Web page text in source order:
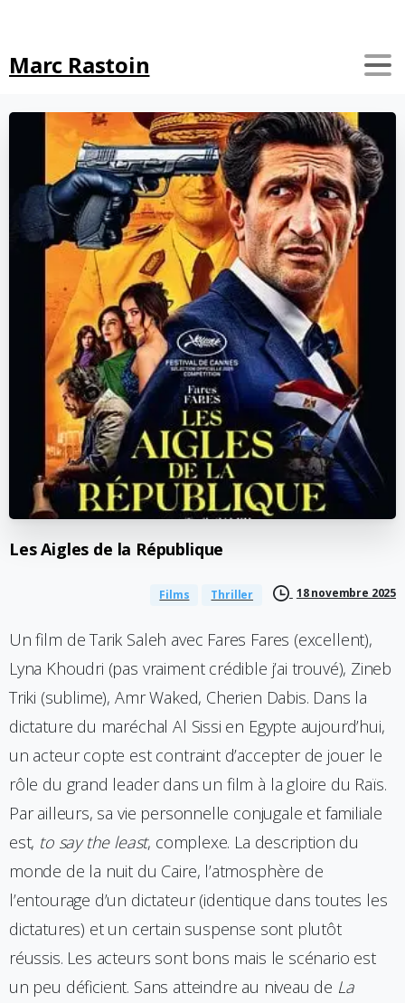
Marc Rastoin
Les Aigles de la République
Films Thriller 18 novembre 2025
Un film de Tarik Saleh avec Fares Fares (excellent),
Lyna Khoudri (pas vraiment crédible j’ai trouvé), Zineb
Triki (sublime), Amr Waked, Cherien Dabis. Dans la
dictature du maréchal Al Sissi en Egypte aujourd’hui,
un acteur copte est contraint d’accepter de jouer le
rôle du grand leader dans un film à la gloire du Raïs.
Par ailleurs, sa vie personnelle conjugale et familiale
est, to say the least, complexe. La description du
monde de la nuit du Caire, l’atmosphère de
l’entourage d’un dictateur (identique dans toutes les
dictatures) et un certain suspense sont plutôt
réussis. Les acteurs sont bons mais le scénario est
un peu déficient. Sans atteindre au niveau de La